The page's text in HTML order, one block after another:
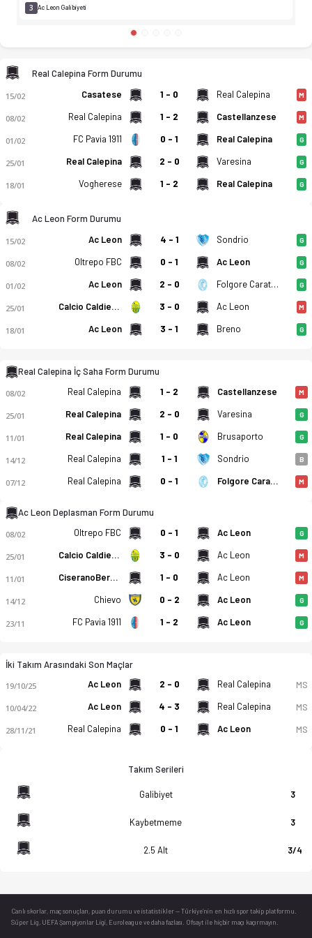
3 Ac Leon Galibiyeti
Real Calepina Form Durumu
15/02 Casatese 1 - 0 Real Calepina M
08/02 Real Calepina 1 - 2 Castellanzese M
01/02 FC Pavia 1911 0 - 1 Real Calepina G
25/01 Real Calepina 2 - 0 Varesina G
18/01 Vogherese 1 - 2 Real Calepina G
Ac Leon Form Durumu
15/02 Ac Leon 4 - 1 Sondrio G
08/02 Oltrepo FBC 0 - 1 Ac Leon G
01/02 Ac Leon 2 - 0 Folgore Caratese G
25/01 Calcio Caldiero Terme 3 - 0 Ac Leon M
18/01 Ac Leon 3 - 1 Breno G
Real Calepina İç Saha Form Durumu
08/02 Real Calepina 1 - 2 Castellanzese M
25/01 Real Calepina 2 - 0 Varesina G
11/01 Real Calepina 1 - 0 Brusaporto G
14/12 Real Calepina 1 - 1 Sondrio B
07/12 Real Calepina 0 - 1 Folgore Caratese M
Ac Leon Deplasman Form Durumu
08/02 Oltrepo FBC 0 - 1 Ac Leon G
25/01 Calcio Caldiero Terme 3 - 0 Ac Leon M
11/01 CiseranoBergamo 1 - 0 Ac Leon M
14/12 Chievo 0 - 2 Ac Leon G
23/11 FC Pavia 1911 1 - 2 Ac Leon G
İki Takım Arasındaki Son Maçlar
19/10/25 Ac Leon 2 - 0 Real Calepina MS
10/04/22 Ac Leon 4 - 3 Real Calepina MS
28/11/21 Real Calepina 0 - 1 Ac Leon MS
Takım Serileri
Galibiyet 3
Kaybetmeme 3
2.5 Alt 3/4
Canlı skorlar , maç sonuçları, puan durumu ve istatistikler — Türkiye’nin en hızlı spor takip platformu.
Süper Lig, UEFA Şampiyonlar Ligi, Euroleague ve daha fazlası. Ofsayt ile hiçbir maçı kaçırmayın.